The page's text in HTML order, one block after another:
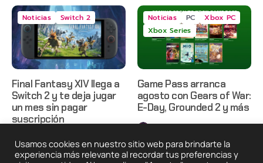
Noticias Switch 2
Final Fantasy XIV llega a
Switch 2 y te deja jugar
un mes sin pagar
suscripción
Hace 2 días
Noticias PC
Xbox PC
Xbox Series
Game Pass arranca
agosto con Gears of War:
E-Day, Grounded 2 y más
Usamos cookies en nuestro sitio web para brindarte la
experiencia más relevante al recordar tus preferencias y